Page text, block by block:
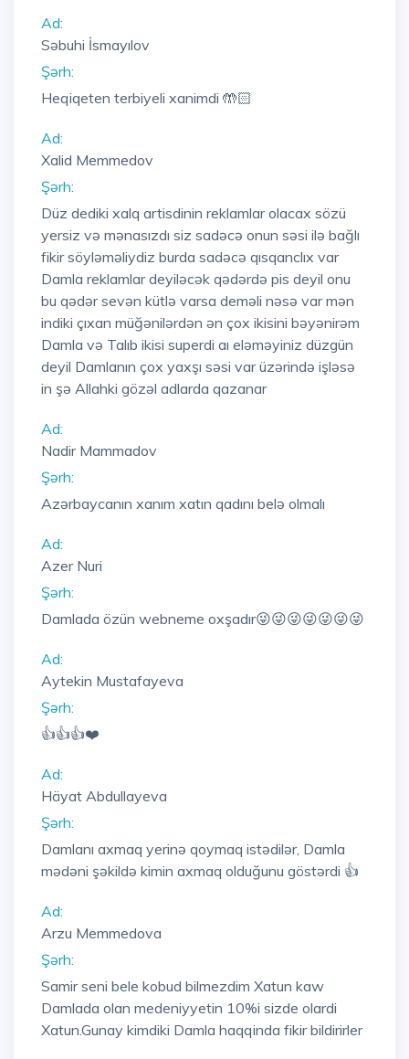
Ad:
Səbuhi İsmayılov
Şərh:
Heqiqeten terbiyeli xanimdi 🤲🏻
Ad:
Xalid Memmedov
Şərh:
Düz dediki xalq artisdinin reklamlar olacax sözü
yersiz və mənasızdı siz sadəcə onun səsi ilə bağlı
fikir söyləməliydiz burda sadəcə qısqanclıx var
Damla reklamlar deyiləcək qədərdə pis deyil onu
bu qədər sevən kütlə varsa deməli nəsə var mən
indiki çıxan müğənilərdən ən çox ikisini bəyənirəm
Damla və Talıb ikisi superdi aı eləməyiniz düzgün
deyil Damlanın çox yaxşı səsi var üzərində işləsə
in şə Allahki gözəl adlarda qazanar
Ad:
Nadir Mammadov
Şərh:
Azərbaycanın xanım xatın qadını belə olmalı
Ad:
Azer Nuri
Şərh:
Damlada özün webneme oxşadır😜😜😜😜😜😜😜
Ad:
Aytekin Mustafayeva
Şərh:
👍👍👍❤️
Ad:
Häyat Abdullayeva
Şərh:
Damlanı axmaq yerinə qoymaq istədilər, Damla
mədəni şəkildə kimin axmaq olduğunu göstərdi 👍
Ad:
Arzu Memmedova
Şərh:
Samir seni bele kobud bilmezdim Xatun kaw
Damlada olan medeniyyetin 10%i sizde olardi
Xatun.Gunay kimdiki Damla haqqinda fikir bildirirler